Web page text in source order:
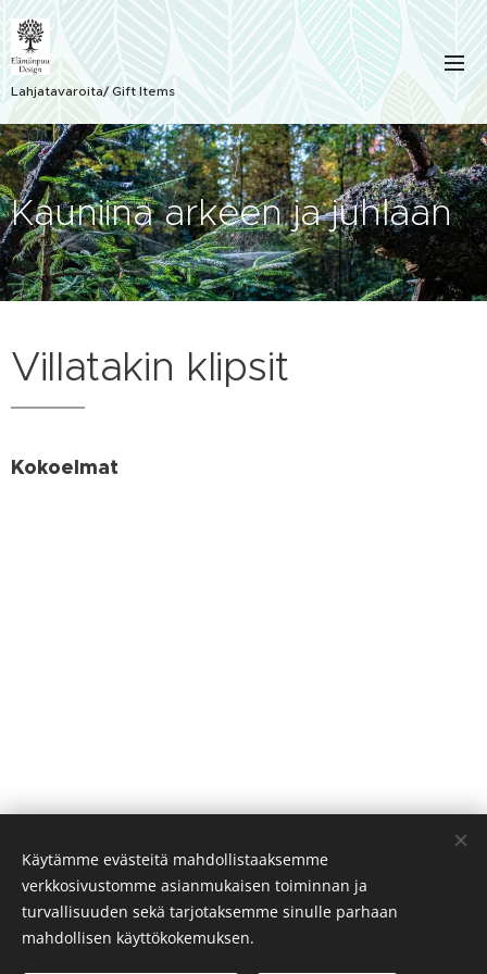
Lahjatavaroita/ Gift Items
Kauniina arkeen ja juhlaan
Villatakin klipsit
Kokoelmat
Käytämme evästeitä mahdollistaaksemme
verkkosivustomme asianmukaisen toiminnan ja
turvallisuuden sekä tarjotaksemme sinulle parhaan
mahdollisen käyttökokemuksen.